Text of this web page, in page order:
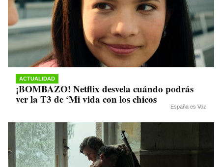
ACTUALIDAD
¡BOMBAZO! Netflix desvela cuándo podrás
ver la T3 de ‘Mi vida con los chicos
España es Voz